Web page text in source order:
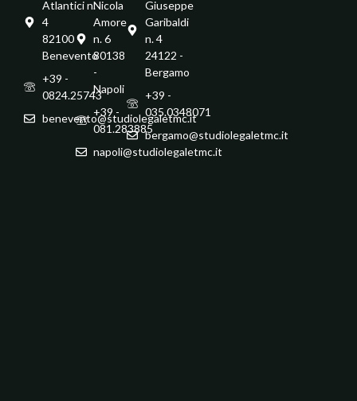
Atlantici n.
4
82100 -
Benevento
+39 -
0824.25743
benevento@studiolegaletmc.it
Nicola
Amore
n. 6
80138
-
Napoli
+39 -
081.283885
napoli@studiolegaletmc.it
Giuseppe
Garibaldi
n. 4
24122 -
Bergamo
+39 -
035.0348071
bergamo@studiolegaletmc.it